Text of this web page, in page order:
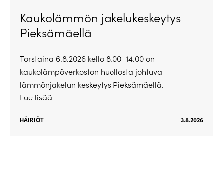
Kaukolämmön jakelukeskeytys
Pieksämäellä
Torstaina 6.8.2026 kello 8.00–14.00 on
kaukolämpöverkoston huollosta johtuva
lämmönjakelun keskeytys Pieksämäellä.
Lue lisää
HÄIRIÖT 3.8.2026